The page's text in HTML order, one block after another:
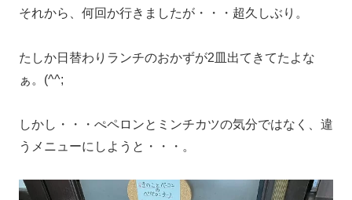
それから、何回か行きましたが・・・超久しぶり。
たしか日替わりランチのおかずが2皿出てきてたよな
ぁ。(^^;
しかし・・・ぺペロンとミンチカツの気分ではなく、違
うメニューにしようと・・・。